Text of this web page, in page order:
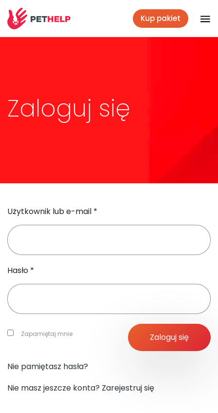
+48 790 277 277
EN
Pakiety weterynaryjne
Benefit dla firm
Kup pakiet
Zaloguj się
Użytkownik lub e-mail *
Hasło *
Zapamiętaj mnie Zaloguj się
Nie pamiętasz hasła?
Nie masz jeszcze konta? Zarejestruj się